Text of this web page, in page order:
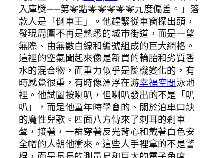
入庫獎——第零點零零零零零九度偏差。」落
款人是「倒車王」。他趕緊從車窗探出頭，
發現周圍不再是熟悉的城市街道，而是一望
無際、由無數白線和編號組成的巨大網格。
這裡的空氣聞起來像是新買的輪胎和劣質香
水的混合物，而重力似乎是隨機變化的，有
時感覺很重，有時像漂浮在游幸福空間泳池
裡。他試圖按喇叭，但喇叭發出的不是「叭
叭」，而是他童年時學會的、關於泊車口訣
的魔性兒歌。四面八方傳來了刺耳的剎車
聲，接著，一群穿著反光背心和戴著白色安
全帽的人朝他衝來。這些人手裡拿的不是警